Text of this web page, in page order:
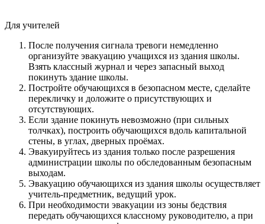
Для учителей
После получения сигнала тревоги немедленно
организуйте эвакуацию учащихся из здания школы.
Взять классный журнал и через запасный выход
покинуть здание школы.
Постройте обучающихся в безопасном месте, сделайте
перекличку и доложите о присутствующих и
отсутствующих.
Если здание покинуть невозможно (при сильных
толчках), построить обучающихся вдоль капитальной
стены, в углах, дверных проёмах.
Эвакуируйтесь из здания только после разрешения
администрации школы по обследованным безопасным
выходам.
Эвакуацию обучающихся из здания школы осуществляет
учитель-предметник, ведущий урок.
При необходимости эвакуации из зоны бедствия
передать обучающихся классному руководителю, а при